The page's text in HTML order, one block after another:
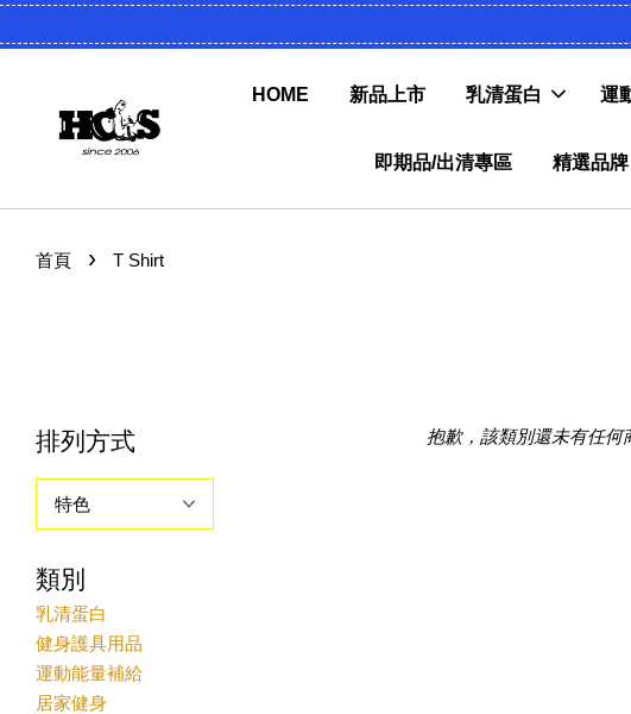
HOME 新品上市 乳清蛋白 運
即期品/出清專區 精選品牌
首頁 › T Shirt
排列方式
類別
乳清蛋白
健身護具用品
運動能量補給
居家健身
抱歉，該類別還未有任何